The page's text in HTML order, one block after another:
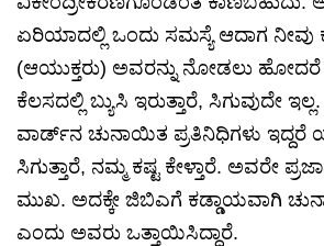
ಏರಿಯಾದಲ್ಲಿ ಒಂದು ಸಮಸ್ಯೆ ಆದಾಗ
(ಆಯುಕ್ತರು) ಅವರನ್ನು ನೋಡಲು
ಕೆಲಸದಲ್ಲಿ ಬ್ಯುಸಿ ಇರುತ್ತಾರೆ, ಸಿಗುವುದೇ
ವಾರ್ಡ್‌ನ ಚುನಾಯಿತ ಪ್ರತಿನಿಧಿಗಳು ಇದ್ದರೆ
ಸಿಗುತ್ತಾರೆ, ನಮ್ಮ ಕಷ್ಟ ಕೇಳ್ತಾರೆ. ಅವರೇ
ಮುಖ. ಅದಕ್ಕೇ ಜಿಬಿಎಗೆ ಕಡ್ಡಾಯವಾಗಿ
ಎಂದು ಅವರು ಒತ್ತಾಯಿಸಿದ್ದಾರೆ.